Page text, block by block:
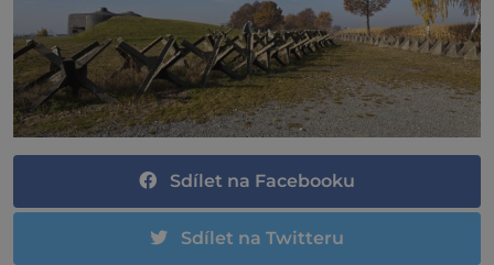
Sdílet na Facebooku
Sdílet na Twitteru